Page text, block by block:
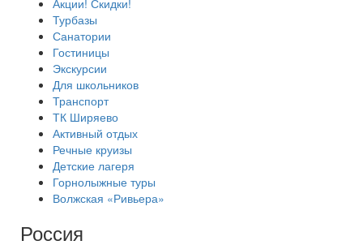
Акции! Скидки!
Турбазы
Санатории
Гостиницы
Экскурсии
Для школьников
Транспорт
ТК Ширяево
Активный отдых
Речные круизы
Детские лагеря
Горнолыжные туры
Волжская «Ривьера»
Россия